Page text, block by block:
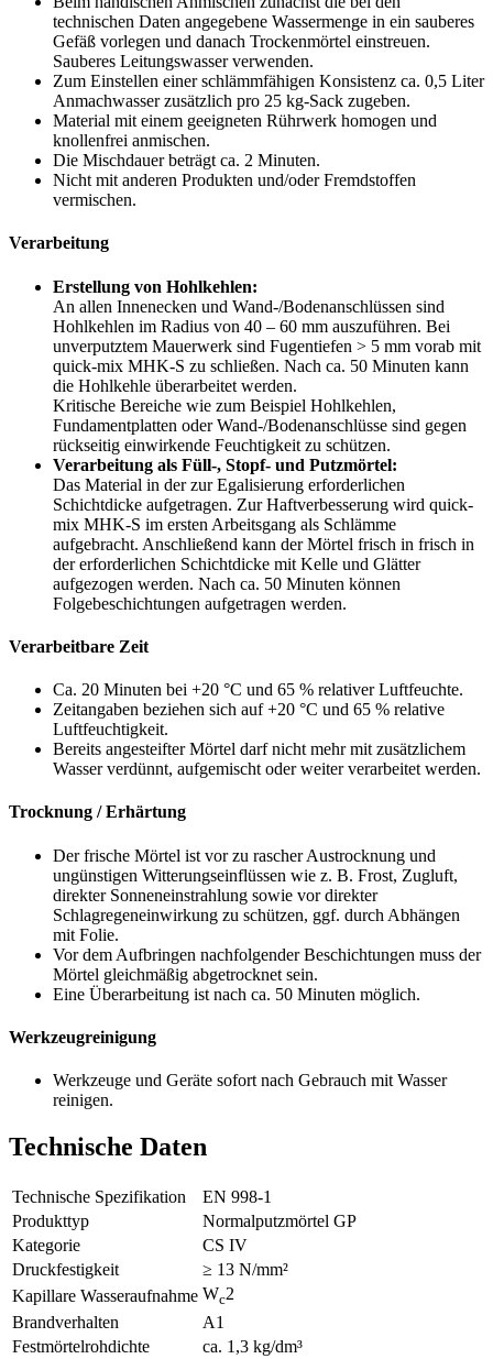
technischen Daten angegebene Wassermenge in ein sauberes
Gefäß vorlegen und danach Trockenmörtel einstreuen.
Sauberes Leitungswasser verwenden.
Zum Einstellen einer schlämmfähigen Konsistenz ca. 0,5 Liter
Anmachwasser zusätzlich pro 25 kg-Sack zugeben.
Material mit einem geeigneten Rührwerk homogen und
knollenfrei anmischen.
Die Mischdauer beträgt ca. 2 Minuten.
Nicht mit anderen Produkten und/oder Fremdstoffen
vermischen.
Verarbeitung
Erstellung von Hohlkehlen:
An allen Innenecken und Wand-/Bodenanschlüssen sind
Hohlkehlen im Radius von 40 – 60 mm auszuführen. Bei
unverputztem Mauerwerk sind Fugentiefen > 5 mm vorab mit
quick-mix MHK-S zu schließen. Nach ca. 50 Minuten kann
die Hohlkehle überarbeitet werden.
Kritische Bereiche wie zum Beispiel Hohlkehlen,
Fundamentplatten oder Wand-/Bodenanschlüsse sind gegen
rückseitig einwirkende Feuchtigkeit zu schützen.
Verarbeitung als Füll-, Stopf- und Putzmörtel:
Das Material in der zur Egalisierung erforderlichen
Schichtdicke aufgetragen. Zur Haftverbesserung wird quick-
mix MHK-S im ersten Arbeitsgang als Schlämme
aufgebracht. Anschließend kann der Mörtel frisch in frisch in
der erforderlichen Schichtdicke mit Kelle und Glätter
aufgezogen werden. Nach ca. 50 Minuten können
Folgebeschichtungen aufgetragen werden.
Verarbeitbare Zeit
Ca. 20 Minuten bei +20 °C und 65 % relativer Luftfeuchte.
Zeitangaben beziehen sich auf +20 °C und 65 % relative
Luftfeuchtigkeit.
Bereits angesteifter Mörtel darf nicht mehr mit zusätzlichem
Wasser verdünnt, aufgemischt oder weiter verarbeitet werden.
Trocknung / Erhärtung
Der frische Mörtel ist vor zu rascher Austrocknung und
ungünstigen Witterungseinflüssen wie z. B. Frost, Zugluft,
direkter Sonneneinstrahlung sowie vor direkter
Schlagregeneinwirkung zu schützen, ggf. durch Abhängen
mit Folie.
Vor dem Aufbringen nachfolgender Beschichtungen muss der
Mörtel gleichmäßig abgetrocknet sein.
Eine Überarbeitung ist nach ca. 50 Minuten möglich.
Werkzeugreinigung
Werkzeuge und Geräte sofort nach Gebrauch mit Wasser
reinigen.
Technische Daten
Technische Spezifikation
EN 998-1
Produkttyp
Normalputzmörtel GP
Kategorie
CS IV
Druckfestigkeit
≥ 13 N/mm²
Kapillare Wasseraufnahme Wc2
Brandverhalten
A1
Festmörtelrohdichte
ca. 1,3 kg/dm³